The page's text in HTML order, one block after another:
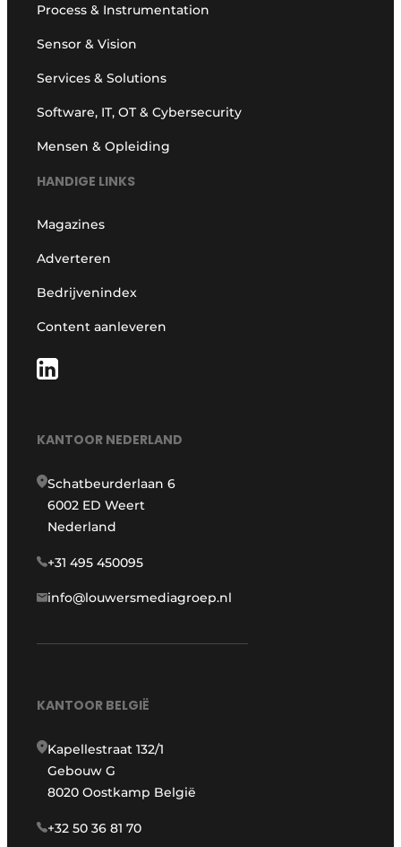
Process & Instrumentation
Sensor & Vision
Services & Solutions
Software, IT, OT & Cybersecurity
Mensen & Opleiding
HANDIGE LINKS
Magazines
Adverteren
Bedrijvenindex
Content aanleveren
KANTOOR NEDERLAND
Schatbeurderlaan 6
6002 ED Weert
Nederland
+31 495 450095
info@louwersmediagroep.nl
KANTOOR BELGIË
Kapellestraat 132/1
Gebouw G
8020 Oostkamp België
+32 50 36 81 70